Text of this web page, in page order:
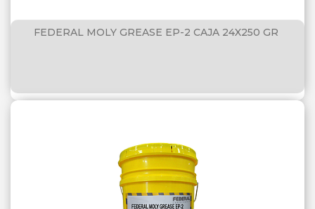
FEDERAL MOLY GREASE EP-2 CAJA 24X250 GR